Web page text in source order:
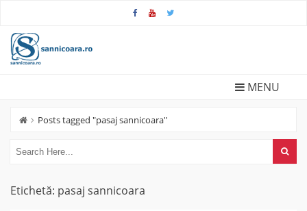
MENU
Posts tagged "pasaj sannicoara"
Etichetă: pasaj sannicoara